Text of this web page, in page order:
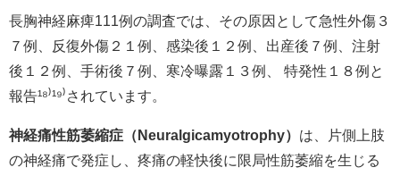
長胸神経麻痺111例の調査では、その原因として急性外傷３
７例、反復外傷２１例、感染後１２例、出産後７例、注射
後１２例、手術後７例、寒冷曝露１３例、 特発性１８例と
報告¹⁸⁾¹⁹⁾されています。
神経痛性筋萎縮症（Neuralgicamyotrophy） は、片側上肢
の神経痛で発症し、疼痛の軽快後に限局性筋萎縮を生じる